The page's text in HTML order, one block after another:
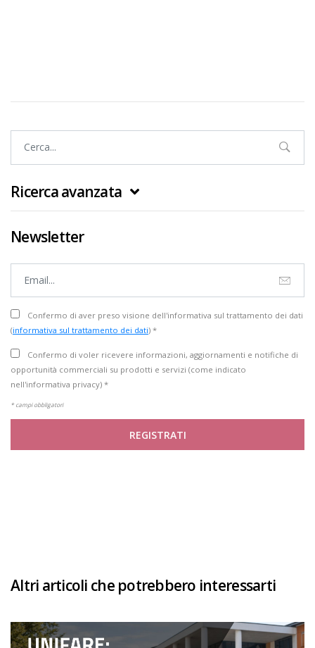
Ricerca avanzata
Newsletter
Confermo di aver preso visione dell'informativa sul trattamento dei dati
(informativa sul trattamento dei dati) *
Confermo di voler ricevere informazioni, aggiornamenti e notifiche di
opportunità commerciali su prodotti e servizi (come indicato
nell'informativa privacy) *
* campi obbligatori
REGISTRATI
Altri articoli che potrebbero interessarti